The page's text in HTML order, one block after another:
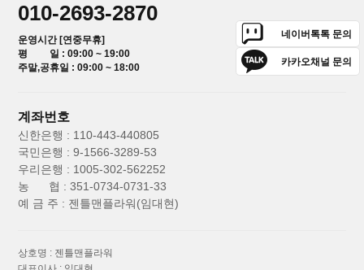
010-2693-2870
운영시간 [연중무휴]
평 일 : 09:00 ~ 19:00
주말,공휴일 : 09:00 ~ 18:00
네이버톡톡 문의
카카오채널 문의
계좌번호
신한은행 : 110-443-440805
국민은행 : 9-1566-3289-53
우리은행 : 1005-302-562252
농 협 : 351-0734-0731-33
예 금 주 : 젠틀맨플라워(임대현)
상호명 : 젠틀맨플라워